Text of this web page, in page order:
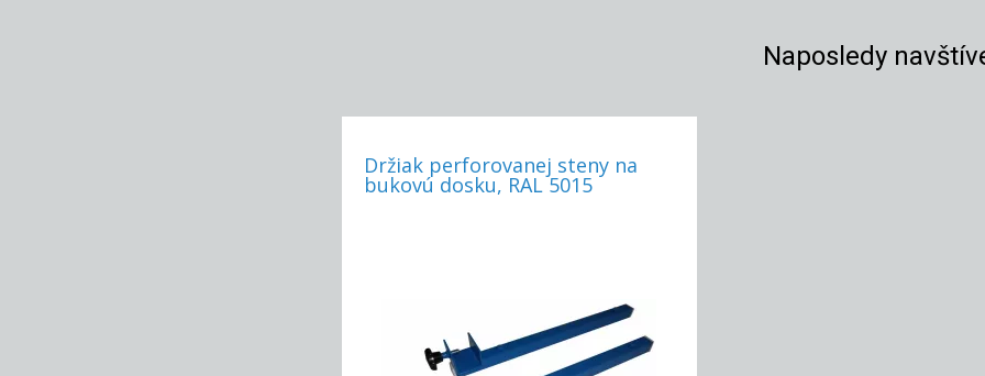
Naposledy
Držiak perforovanej steny na
bukovú dosku, RAL 5015